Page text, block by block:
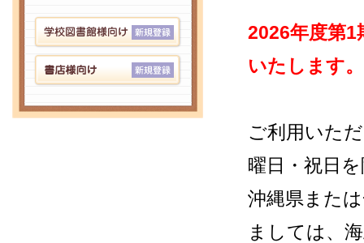
2026年度第1
いたします。
ご利用いた
曜日・祝日
沖縄県また
ましては、